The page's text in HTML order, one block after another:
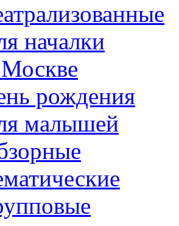
началки
рождения
малышей